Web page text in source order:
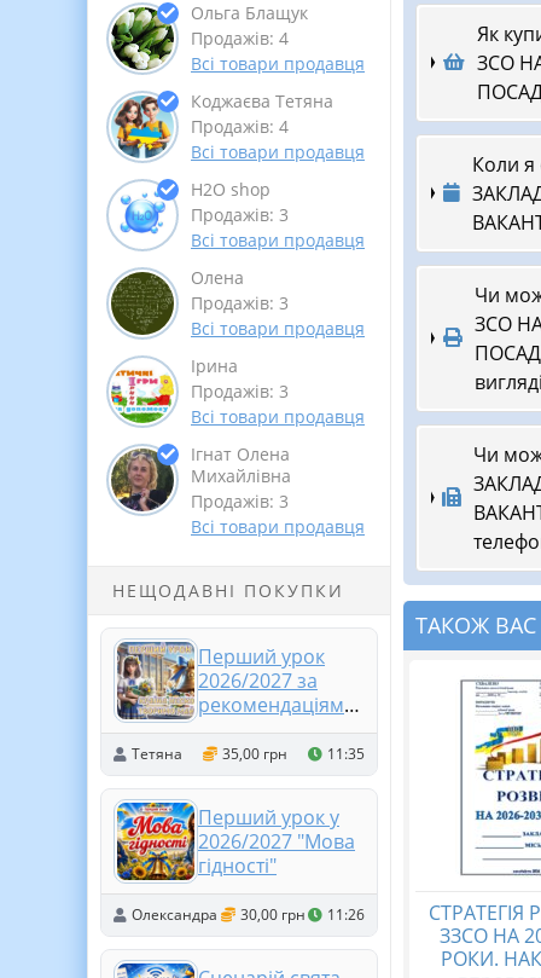
Ольга Блащук
Продажів: 4
Всі товари продавця
Коджаєва Тетяна
Продажів: 4
Всі товари продавця
Н2О shop
Продажів: 3
Всі товари продавця
Олена
Продажів: 3
Всі товари продавця
Ірина
Продажів: 3
Всі товари продавця
Ігнат Олена
Михайлівна
Продажів: 3
Всі товари продавця
НЕЩОДАВНІ ПОКУПКИ
Перший урок
2026/2027 за
рекомендаціями
МОН 5-11 клас.
Презентація +
розтяжка +
роздатковий +
оформлення
Тетяна 35,00 грн 11:35
Перший урок у
2026/2027 "Мова
гідності"
Олександра 30,00 грн 11:26
Як
ЗСО
Коли
Чи
ЗСО
Чи
ТАКОЖ
СТРАТЕГІЯ
ЗЗСО HA
РОКИ.